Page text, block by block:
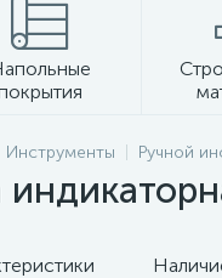
Инструменты Ручной